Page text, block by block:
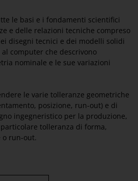
le basi e i fondamenti scientifici
e delle relazioni tecniche compreso
disegni tecnici e dei modelli solidi
computer che descrivono
nominale e le sue variazioni
le varie tolleranze geometriche
posizione, run-out) e di
ingegneristico per la produzione,
tolleranza di forma,
o run-out.